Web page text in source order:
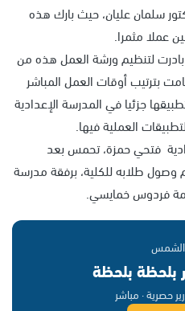
سلمان عليان، حيث بارك هذه
عملا مثمرا.
بادرت لتنظيم ورشة العمل هذه من
بترتيب أوقات العمل المباشر
جزئيا في المدرسة الإعدادية
العملية فيها.
فتحي حمزة، تحمس بعد
طلابه للكلية، برفقة مدرسة
فردوس خمايسي.
الشمس
بلحظة بلحظة
حصرية · مباشر